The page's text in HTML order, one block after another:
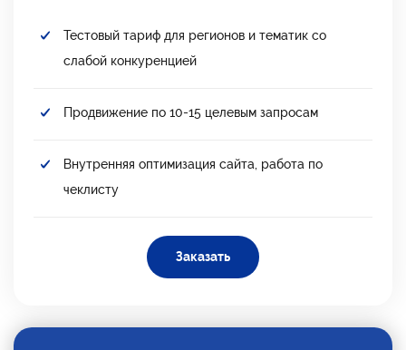
Тестовый тариф для регионов и тематик со
слабой конкуренцией
Продвижение по 10-15 целевым запросам
Внутренняя оптимизация сайта, работа по
чеклисту
Заказать